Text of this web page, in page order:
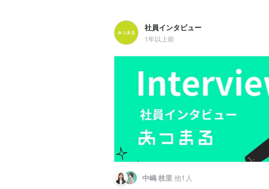
社員インタビュー
1年以上前
中嶋 枝里他1人